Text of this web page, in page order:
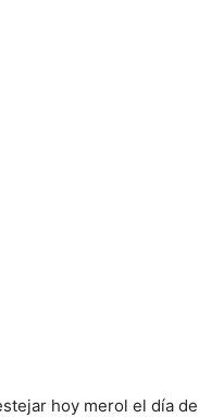
hoy merol el día de